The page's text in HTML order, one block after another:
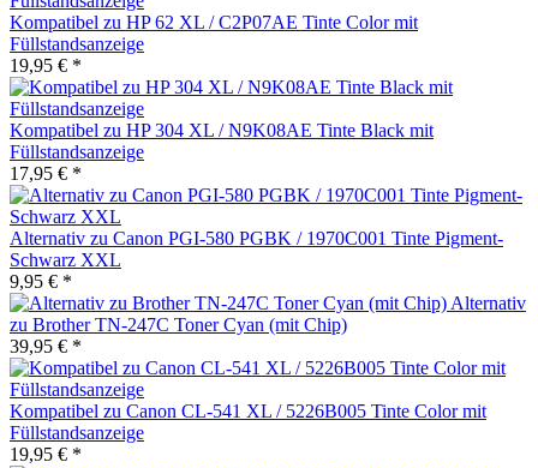
Kompatibel zu HP 62 XL / C2P07AE Tinte Color mit
Füllstandsanzeige
19,95 € *
Kompatibel zu HP 304 XL / N9K08AE Tinte Black mit
Füllstandsanzeige
17,95 € *
Alternativ zu Canon PGI-580 PGBK / 1970C001 Tinte Pigment-
Schwarz XXL
9,95 € *
Alternativ
zu Brother TN-247C Toner Cyan (mit Chip)
39,95 € *
Kompatibel zu Canon CL-541 XL / 5226B005 Tinte Color mit
Füllstandsanzeige
19,95 € *